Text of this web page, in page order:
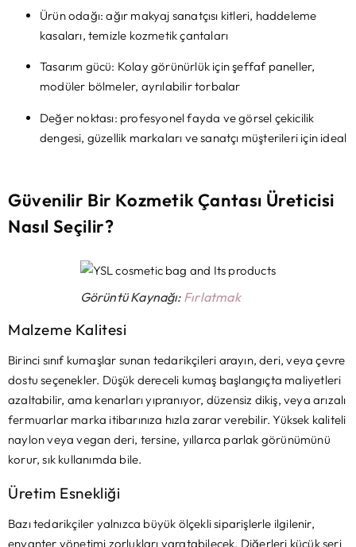
Ürün odağı: ağır makyaj sanatçısı kitleri, haddeleme
kasaları, temizle kozmetik çantaları
Tasarım gücü: Kolay görünürlük için şeffaf paneller,
modüler bölmeler, ayrılabilir torbalar
Değer noktası: profesyonel fayda ve görsel çekicilik
dengesi, güzellik markaları ve sanatçı müşterileri için ideal
Güvenilir Bir Kozmetik Çantası Üreticisi
Nasıl Seçilir?
Görüntü Kaynağı: Fırlatmak
Malzeme Kalitesi
Birinci sınıf kumaşlar sunan tedarikçileri arayın, deri, veya çevre
dostu seçenekler. Düşük dereceli kumaş başlangıçta maliyetleri
azaltabilir, ama kenarları yıpranıyor, düzensiz dikiş, veya arızalı
fermuarlar marka itibarınıza hızla zarar verebilir. Yüksek kaliteli
naylon veya vegan deri, tersine, yıllarca parlak görünümünü
korur, sık kullanımda bile.
Üretim Esnekliği
Bazı tedarikçiler yalnızca büyük ölçekli siparişlerle ilgilenir,
envanter yönetimi zorlukları yaratabilecek. Diğerleri küçük seri